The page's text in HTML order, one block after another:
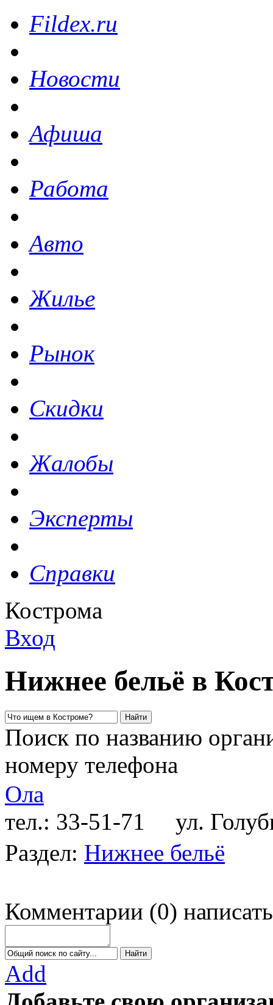
Fildex.ru
Новости
Афиша
Работа
Авто
Жилье
Рынок
Скидки
Жалобы
Эксперты
Справки
Кострома
Вход
Нижнее бельё в
Поиск по названию
номеру телефона
Ола
тел.: 33-51-71
ул.
Раздел: Нижнее бельё
Комментарии (0) написать
Add